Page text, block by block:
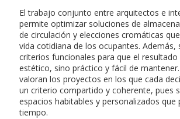
El trabajo conjunto entre arquitectos e
permite optimizar soluciones de
de circulación y elecciones cromáticas
vida cotidiana de los ocupantes. Además,
criterios funcionales para que el
estético, sino práctico y fácil de
valoran los proyectos en los que cada
un criterio compartido y coherente, pues
espacios habitables y personalizados que
tiempo.